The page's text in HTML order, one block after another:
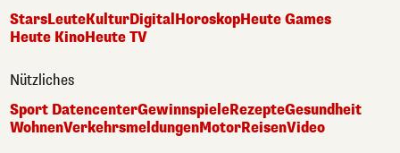
StarsLeuteKulturDigital HoroskopHeute Games
Heute KinoHeute TV
Nützliches
Sport DatencenterGewinnspieleRezepteGesundheit
WohnenVerkehrsmeldungenMotorReisenVideo